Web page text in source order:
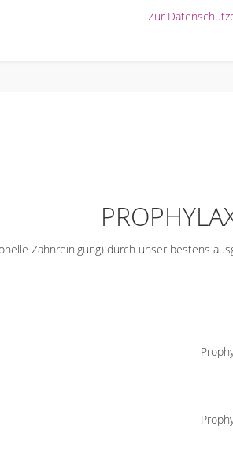
Zahnreinigung) durch unser bestens
Zur